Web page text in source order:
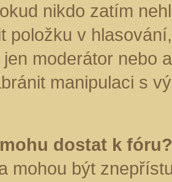
nikdo zatím
položku v
moderátor nebo
manipulaci s
dostat k fóru?
mohou být